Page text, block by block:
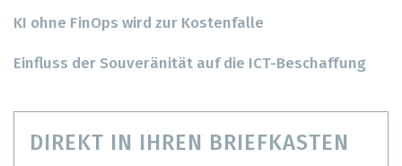
KI ohne FinOps wird zur Kostenfalle
Einfluss der Souveränität auf die ICT-Beschaffung
DIREKT IN IHREN BRIEFKASTEN